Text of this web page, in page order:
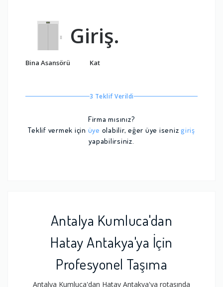
Bina Asansörü
Giriş.
Kat
3 Teklif Verildi
Firma mısınız?
Teklif vermek için üye olabilir, eğer üye iseniz giriş
yapabilirsiniz.
Antalya Kumluca'dan
Hatay Antakya'ya İçin
Profesyonel Taşıma
Antalya Kumluca'dan Hatay Antakya'ya rotasında